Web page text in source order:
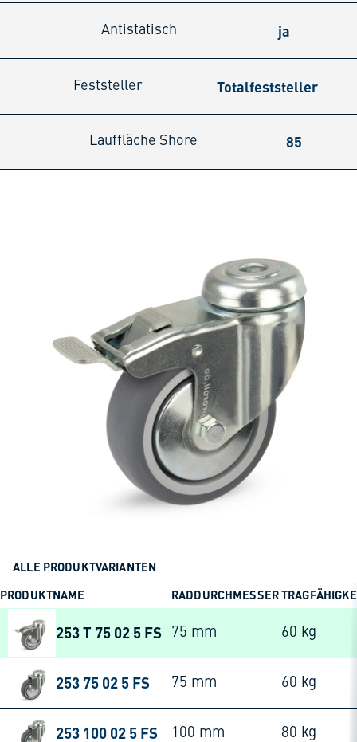
Antistatisch ja
Feststeller Totalfeststeller
Lauffläche Shore 85
ALLE PRODUKTVARIANTEN
PRODUKTNAME
RADDURCHMESSER
253 T 75 02 5 FS 75 mm 60 kg
253 75 02 5 FS 75 mm 60 kg
253 100 02 5 FS 100 mm 80 kg